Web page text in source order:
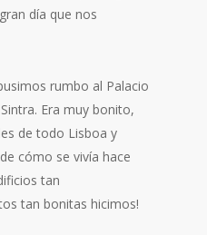
día que nos
rumbo al Palacio
Era muy bonito,
de todo Lisboa y
cómo se vivía hace
tan
tan bonitas hicimos!